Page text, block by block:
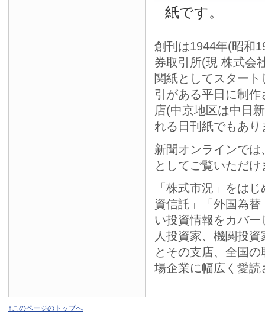
紙です。
創刊は1944年(昭和
券取引所(現 株式会
関紙としてスター
引がある平日に制
店(中京地区は中日
れる日刊紙でもあり
新聞オンラインで
としてご覧いただけ
「株式市況」をは
資信託」「外国為
い投資情報をカバ
人投資家、機関投
とその支店、全国
場企業に幅広く愛読
↑このページのトップへ